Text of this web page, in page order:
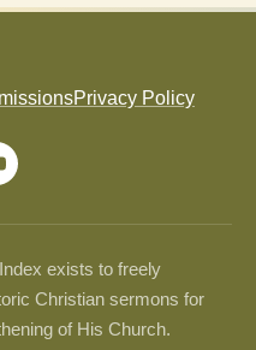
Privacy Policy
exists to freely
Christian sermons for
of His Church.